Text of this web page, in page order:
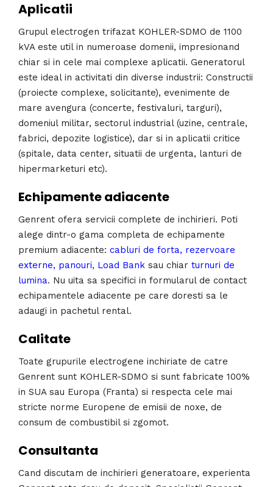
Aplicatii
Grupul electrogen trifazat KOHLER-SDMO de 1100
kVA este util in numeroase domenii, impresionand
chiar si in cele mai complexe aplicatii. Generatorul
este ideal in activitati din diverse industrii: Constructii
(proiecte complexe, solicitante), evenimente de
mare avengura (concerte, festivaluri, targuri),
domeniul militar, sectorul industrial (uzine, centrale,
fabrici, depozite logistice), dar si in aplicatii critice
(spitale, data center, situatii de urgenta, lanturi de
hipermarketuri etc).
Echipamente adiacente
Genrent ofera servicii complete de inchirieri. Poti
alege dintr-o gama completa de echipamente
premium adiacente: cabluri de forta, rezervoare
externe, panouri, Load Bank sau chiar turnuri de
lumina. Nu uita sa specifici in formularul de contact
echipamentele adiacente pe care doresti sa le
adaugi in pachetul rental.
Calitate
Toate grupurile electrogene inchiriate de catre
Genrent sunt KOHLER-SDMO si sunt fabricate 100%
in SUA sau Europa (Franta) si respecta cele mai
stricte norme Europene de emisii de noxe, de
consum de combustibil si zgomot.
Consultanta
Cand discutam de inchirieri generatoare, experienta